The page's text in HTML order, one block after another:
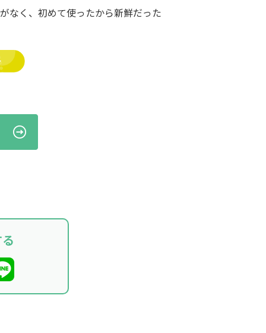
なく、初めて使ったから新鮮だった